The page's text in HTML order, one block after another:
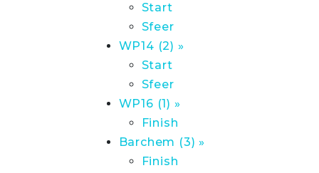
Start
Sfeer
WP14 (2) »
Start
Sfeer
WP16 (1) »
Finish
Barchem (3) »
Finish